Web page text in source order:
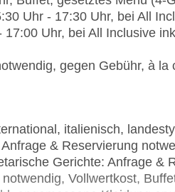
Uhr - 17:30 Uhr, bei All
Uhr, bei All Inclusive
gegen Gebühr, à la
italienisch,
& Reservierung
Gerichte: Anfrage &
Vollwertkost,